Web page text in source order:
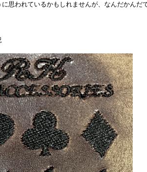
思われているかもしれませんが、なんだかんだ